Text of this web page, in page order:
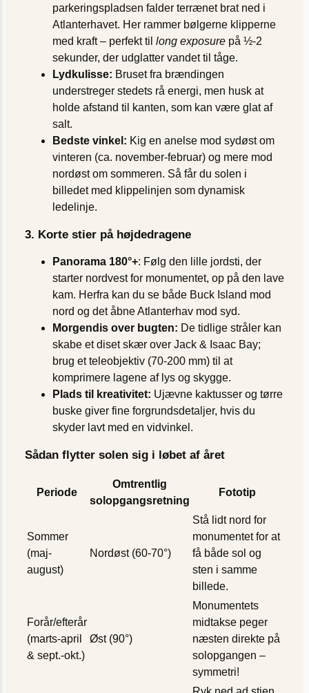
parkeringspladsen falder terrænet brat ned i
Atlanterhavet. Her rammer bølgerne klipperne
med kraft – perfekt til long exposure på ½-2
sekunder, der udglatter vandet til tåge.
Lydkulisse: Bruset fra brændingen
understreger stedets rå energi, men husk at
holde afstand til kanten, som kan være glat af
salt.
Bedste vinkel: Kig en anelse mod sydøst om
vinteren (ca. november-februar) og mere mod
nordøst om sommeren. Så får du solen i
billedet med klippelinjen som dynamisk
ledelinje.
3. Korte stier på højdedragene
Panorama 180°+: Følg den lille jordsti, der
starter nordvest for monumentet, op på den lave
kam. Herfra kan du se både Buck Island mod
nord og det åbne Atlanterhav mod syd.
Morgendis over bugten: De tidlige stråler kan
skabe et diset skær over Jack & Isaac Bay;
brug et teleobjektiv (70-200 mm) til at
komprimere lagene af lys og skygge.
Plads til kreativitet: Ujævne kaktusser og tørre
buske giver fine forgrundsdetaljer, hvis du
skyder lavt med en vidvinkel.
Sådan flytter solen sig i løbet af året
Periode
Omtrentlig
solopgangsretning
Fototip
Sommer
(maj-
august)
Nordøst (60-70°)
Stå lidt nord for
monumentet for at
få både sol og
sten i samme
billede.
Forår/efterår
(marts-april
& sept.-okt.)
Øst (90°)
Monumentets
midtakse peger
næsten direkte på
solopgangen –
symmetri!